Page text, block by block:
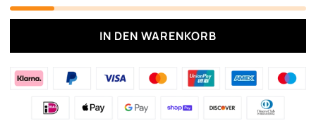
IN DEN WARENKORB